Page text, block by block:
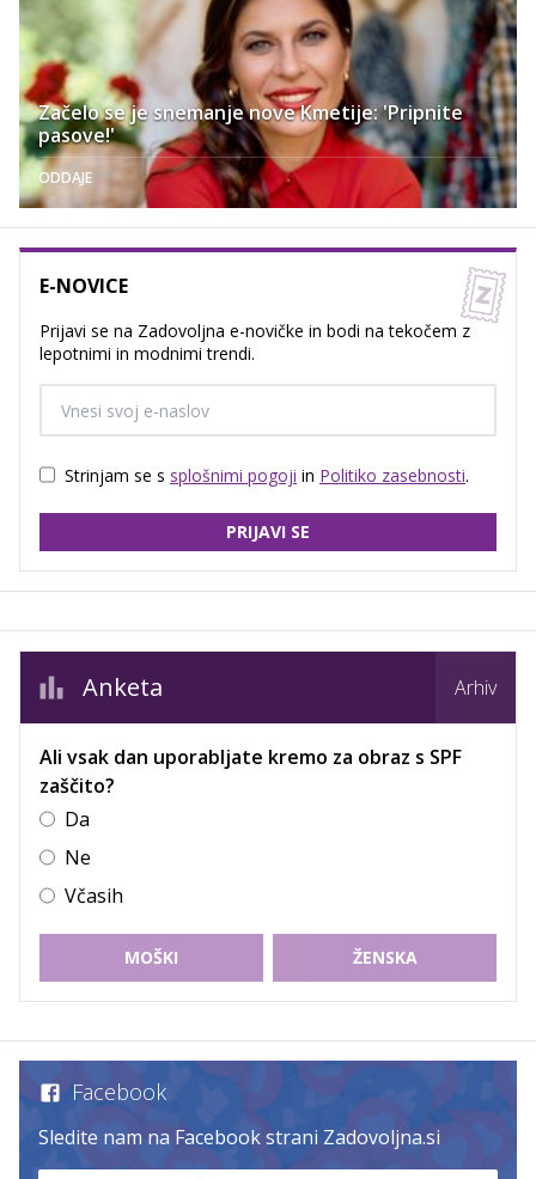
Začelo se je snemanje nove Kmetije: 'Pripnite
pasove!'
ODDAJE
E-NOVICE
Prijavi se na Zadovoljna e-novičke in bodi na tekočem z
lepotnimi in modnimi trendi.
Strinjam se s splošnimi pogoji in Politiko zasebnosti.
PRIJAVI SE
Anketa Arhiv
Ali vsak dan uporabljate kremo za obraz s SPF
zaščito?
Da
Ne
Včasih
MOŠKI ŽENSKA
Facebook
Sledite nam na Facebook strani Zadovoljna.si